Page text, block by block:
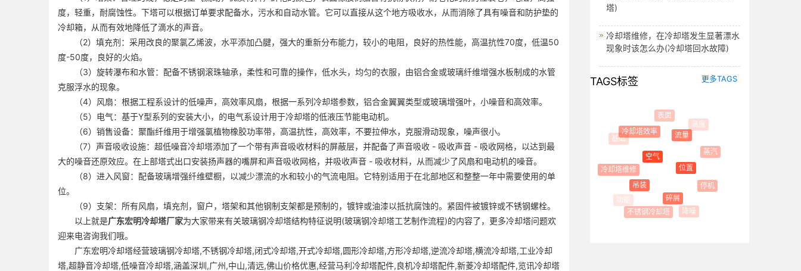
度，轻重，耐腐蚀性。下塔可以根据订单要求配备水，污水和自动水管。它可以直接从这个地方吸收水，从而消除了具有噪音和防护垫的
冷却箱，从而有效地降低了滴水的声音。
（2）填充剂：采用改良的聚氯乙烯波，水平添加凸腱，强大的重新分布能力，较小的电阻，良好的热性能，高温抗性70度，低温50
度-50度，良好的火焰。
（3）旋转瀑布和水管：配备不锈钢滚珠轴承，柔性和可靠的操作，低水头，均匀的衣服，由铝合金或玻璃纤维增​​强水板制成的水管
克服浮水的现象。
（4）风扇：根据工程系设计的低噪声，高效率风扇，根据一系列冷却塔参数，铝合金翼翼类型或玻璃增强叶，小噪音和高效率。
（5）电气：基于Y型系列的安装大小，的电气系设计用于冷却塔的低液压节能电动机。
（6）销售设备：聚酯纤维用于增强氯植物橡胶功率带，高温抗性，高效率，不要拉伸水，克服滑动现象，噪声很小。
（7）声音吸收设施：超低噪音冷却塔添加了一个带有声音吸收材料的屏蔽层，并配备了声音吸收 - 吸收声音 - 吸收网格，以达到最
大的噪音还原效应。在上部塔式出口安装扬声器的嘴屏和声音吸收网格，并吸收声音 - 吸收材料，从而减少了风扇和电动机的噪音。
（8）进入风窗：配备玻璃增强纤维壁橱，以减少漂流的水和较小的气流电阻。它特别适用于在北部地区和整整一年中需要使用的单
位。
（9）支架：所有风扇，填充剂，窗户，塔架和其他钢制支架都是预制的，镀锌或油漆以抵抗腐蚀的。紧固件被镀锌或不锈钢螺栓。
以上就是广东宏明冷却塔厂家为大家带来有关玻璃钢冷却塔结构特征说明(玻璃钢冷却塔工艺制作流程)的内容了，更多冷却塔问题欢
迎来电咨询我们哦。
广东宏明冷却塔经营玻璃钢冷却塔,不锈钢冷却塔,闭式冷却塔,开式冷却塔,圆形冷却塔,方形冷却塔,逆流冷却塔,横流冷却塔,工业冷却
塔,超静音冷却塔,低噪音冷却塔,涵盖深圳,广州,中山,清远,佛山价格优惠,经营马利冷却塔配件,良机冷却塔配件,新菱冷却塔配件,览讯冷却塔
塔)
冷却塔维修，在冷却塔发生显著漂水
现象时该怎么办(冷却塔回水故障)
TAGS标签 更多TAGS
冷却塔维修
吊装
空气
冷却塔效率
不锈钢冷却塔
碎屑
位置
流量
表面
降噪
停机
蒸汽
高度
方型